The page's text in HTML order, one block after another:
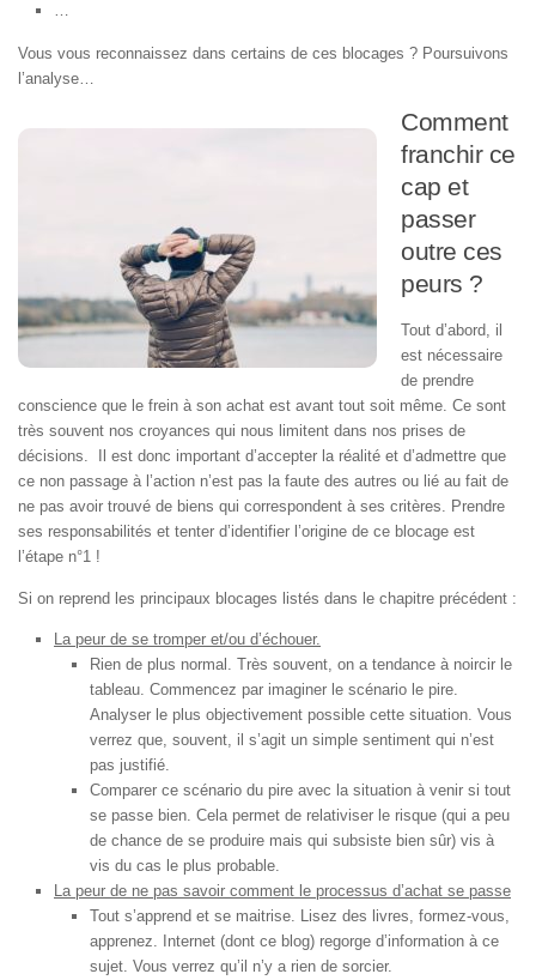
…
Vous vous reconnaissez dans certains de ces blocages ? Poursuivons
l’analyse…
Comment
franchir ce
cap et
passer
outre ces
peurs ?
Tout d’abord, il
est nécessaire
de prendre
conscience que le frein à son achat est avant tout soit même. Ce sont
très souvent nos croyances qui nous limitent dans nos prises de
décisions. Il est donc important d’accepter la réalité et d’admettre que
ce non passage à l’action n’est pas la faute des autres ou lié au fait de
ne pas avoir trouvé de biens qui correspondent à ses critères. Prendre
ses responsabilités et tenter d’identifier l’origine de ce blocage est
l’étape n°1 !
Si on reprend les principaux blocages listés dans le chapitre précédent :
La peur de se tromper et/ou d’échouer.
Rien de plus normal. Très souvent, on a tendance à noircir le
tableau. Commencez par imaginer le scénario le pire.
Analyser le plus objectivement possible cette situation. Vous
verrez que, souvent, il s’agit un simple sentiment qui n’est
pas justifié.
Comparer ce scénario du pire avec la situation à venir si tout
se passe bien. Cela permet de relativiser le risque (qui a peu
de chance de se produire mais qui subsiste bien sûr) vis à
vis du cas le plus probable.
La peur de ne pas savoir comment le processus d’achat se passe
Tout s’apprend et se maitrise. Lisez des livres, formez-vous,
apprenez. Internet (dont ce blog) regorge d’information à ce
sujet. Vous verrez qu’il n’y a rien de sorcier.